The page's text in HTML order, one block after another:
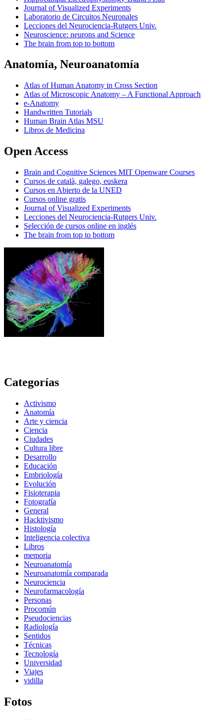
Journal of Visualized Experiments
Laboratorio de Circuitos Neuronales
Lecciones del Neurociencia-Rutgers Univ.
Neuroscience: neurons and Science
The brain from top to bottom
Anatomía, Neuroanatomía
Atlas of Human Anatomy in Cross Section
Atlas of Microscopic Anatomy – A Functional Approach
e-Anatomy
Handwritten Tutorials
Human Brain Atlas MSU
Libros de Medicina
Open Access
Brain and Cognitive Sciences MIT Openware Courses
Cursos de català, galego, euskera
Cursos en Abierto de la UNED
Cursos online gratis
Journal of Visualized Experiments
Lecciones del Neurociencia-Rutgers Univ.
Selección de cursos online en inglés
The brain from top to bottom
Categorías
Activismo
Anatomía
Arte y ciencia
Ciencia
Ciudades
Cultura libre
Desarrollo
Educación
Embriología
Evolución
Fisioterapia
Fotografía
General
Hacktivismo
Histología
Inteligencia colectiva
Libros
memoria
Neuroanatomía
Neuroanatomía comparada
Neurociencia
Neurofarmacología
Personas
Procomún
Pseudociencias
Radiología
Sentidos
Técnicas
Tecnología
Universidad
Viajes
vidilla
Fotos